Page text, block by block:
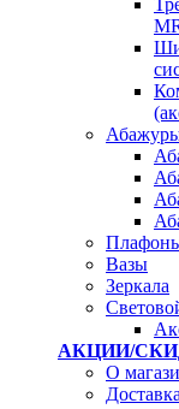
Вазы
Зеркала
АКЦИИ/
О
Доставка